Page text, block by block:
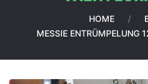
HOME /
MESSIE ENTRÜMPELUNG